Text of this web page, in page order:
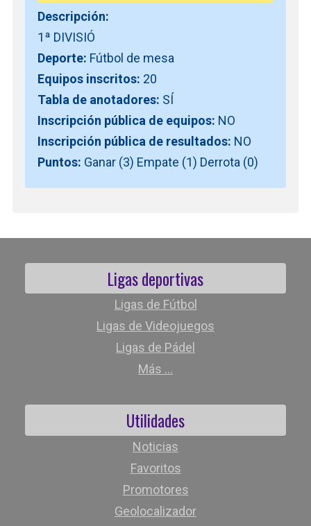
Descripción:
1ª DIVISIÓ
Deporte: Fútbol de mesa
Equipos inscritos: 20
Tabla de anotadores: SÍ
Inscripción pública de equipos: NO
Inscripción pública de resultados: NO
Puntos: Ganar (3) Empate (1) Derrota (0)
Ligas deportivas
Ligas de Fútbol
Ligas de Videojuegos
Ligas de Pádel
Más ...
Utilidades
Noticias
Favoritos
Promotores
Geolocalizador